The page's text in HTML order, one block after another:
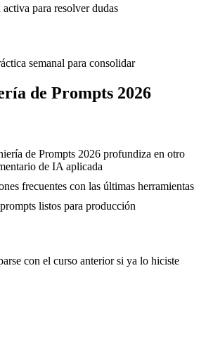
para resolver dudas
semanal para consolidar
de Prompts 2026
de Prompts 2026 profundiza en otro
de IA aplicada
frecuentes con las últimas herramientas
listos para producción
con el curso anterior si ya lo hiciste